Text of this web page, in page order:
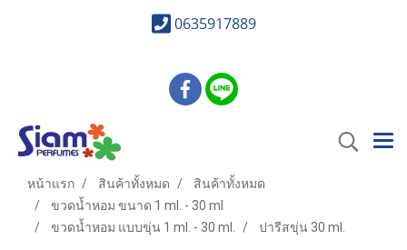
0635917889
หน้าแรก สินค้าทั้งหมด
สินค้าทั้งหมด
ขวดน้ำหอม ขนาด 1 ml. - 30 ml
ขวดน้ำหอม แบบขุ่น 1 ml. - 30 ml.
ปารีสขุ่น 30 ml.